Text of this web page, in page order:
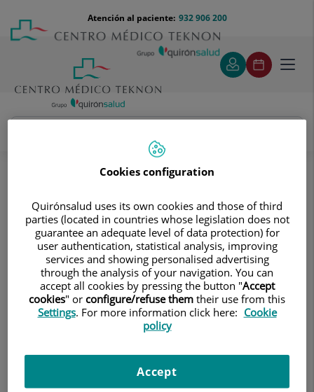
contenido
Menú
teléfono
cabecera
932 906 200
Atención al paciente:
Álvaro María Giner Sopena
Álvaro MaríaGiner Sopena
ODONTÓLOGO/A /ESTOMATÓLOGO/A
ODONTOLOGÍA
Pedir cita
Cookies configuration
Quirónsalud uses its own cookies and those of third
parties (located in countries whose legislation does not
guarantee an adequate level of data protection) for
user authentication, statistical analysis, improving
services and showing personalised advertising
through the analysis of your navigation. You can
accept all cookies by pressing the button "Accept
cookies" or configure/refuse them their use from this
Settings. For more information click here: Cookie
policy
Accept